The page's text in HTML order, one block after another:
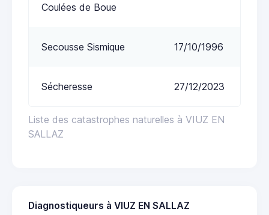
Liste des catastrophes naturelles à VIUZ EN
SALLAZ
Coulées de Boue
Secousse Sismique 17/10/1996
Sécheresse 27/12/2023
Diagnostiqueurs à VIUZ EN SALLAZ